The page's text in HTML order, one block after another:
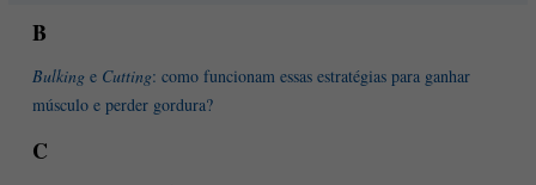
B
Bulking e Cutting: como funcionam essas estratégias para ganhar
músculo e perder gordura?
C